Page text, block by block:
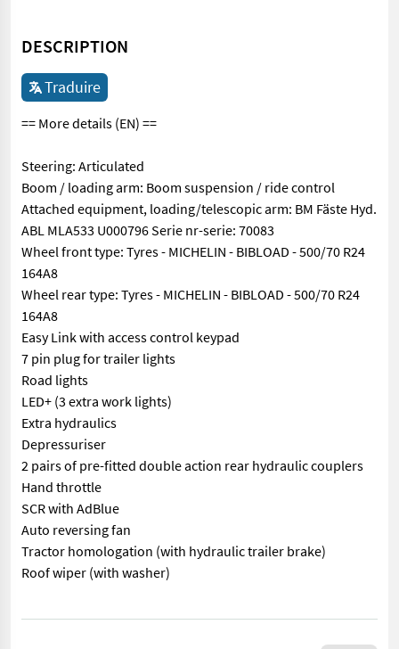
DESCRIPTION
Traduire
== More details (EN) ==
Steering: Articulated
Boom / loading arm: Boom suspension / ride control
Attached equipment, loading/telescopic arm: BM Fäste Hyd.
ABL MLA533 U000796 Serie nr-serie: 70083
Wheel front type: Tyres - MICHELIN - BIBLOAD - 500/70 R24
164A8
Wheel rear type: Tyres - MICHELIN - BIBLOAD - 500/70 R24
164A8
Easy Link with access control keypad
7 pin plug for trailer lights
Road lights
LED+ (3 extra work lights)
Extra hydraulics
Depressuriser
2 pairs of pre-fitted double action rear hydraulic couplers
Hand throttle
SCR with AdBlue
Auto reversing fan
Tractor homologation (with hydraulic trailer brake)
Roof wiper (with washer)
== More details (EN) == Steering: Articulated Boom / loading